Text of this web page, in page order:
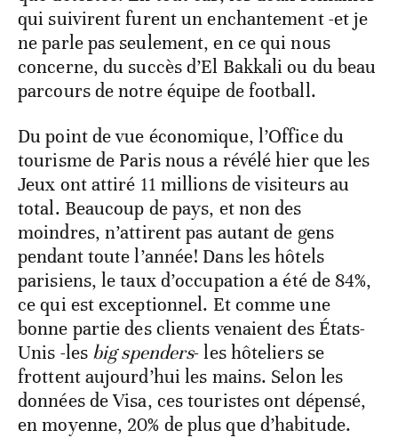
qui suivirent furent un enchantement -et je
ne parle pas seulement, en ce qui nous
concerne, du succès d’El Bakkali ou du beau
parcours de notre équipe de football.
Du point de vue économique, l’Office du
tourisme de Paris nous a révélé hier que les
Jeux ont attiré 11 millions de visiteurs au
total. Beaucoup de pays, et non des
moindres, n’attirent pas autant de gens
pendant toute l’année! Dans les hôtels
parisiens, le taux d’occupation a été de 84%,
ce qui est exceptionnel. Et comme une
bonne partie des clients venaient des États-
Unis -les big spenders- les hôteliers se
frottent aujourd’hui les mains. Selon les
données de Visa, ces touristes ont dépensé,
en moyenne, 20% de plus que d’habitude.